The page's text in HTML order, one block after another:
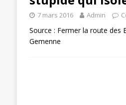
7 mars 2016 Admin
Source : Fermer la route des
Gemenne